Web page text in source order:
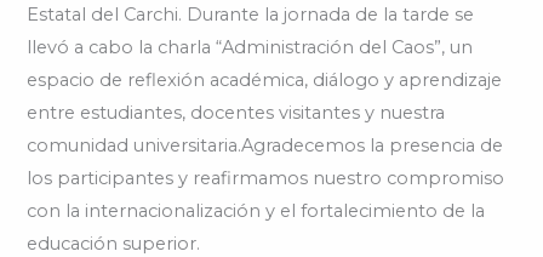
Estatal del Carchi. Durante la jornada de la tarde se
llevó a cabo la charla “Administración del Caos”, un
espacio de reflexión académica, diálogo y aprendizaje
entre estudiantes, docentes visitantes y nuestra
comunidad universitaria.Agradecemos la presencia de
los participantes y reafirmamos nuestro compromiso
con la internacionalización y el fortalecimiento de la
educación superior.